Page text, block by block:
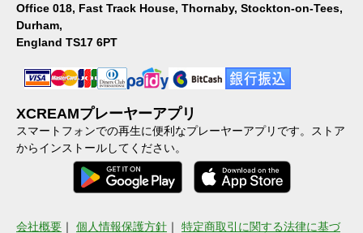
Office 018, Fast Track House, Thornaby, Stockton-on-Tees,
Durham,
England TS17 6PT
XCREAMプレーヤーアプリ
スマートフォンでの再生に便利なプレーヤーアプリです。ストア
からインストールしてください。
会社概要 ｜ 個人情報保護方針 ｜ 特定商取引に関する法律に基づ